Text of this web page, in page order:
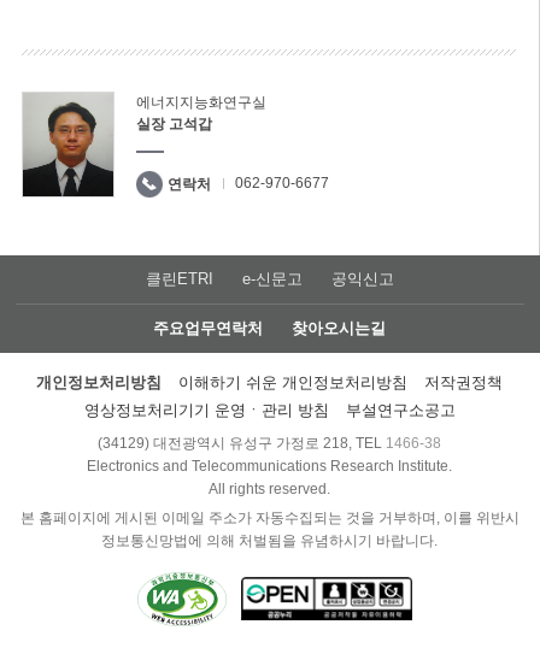
에너지지능화연구실
실장 고석갑
연락처 062-970-6677
클린ETRI e-신문고 공익신고
주요업무연락처 찾아오시는길
개인정보처리방침 이해하기 쉬운 개인정보처리방침
저작권정책
영상정보처리기기 운영ㆍ관리 방침
부설연구소공고
(34129) 대전광역시 유성구 가정로 218, TEL 1466-38
Electronics and Telecommunications Research Institute.
All rights reserved.
본 홈페이지에 게시된 이메일 주소가 자동수집되는 것을 거부하며, 이를 위반시
정보통신망법에 의해 처벌됨을 유념하시기 바랍니다.